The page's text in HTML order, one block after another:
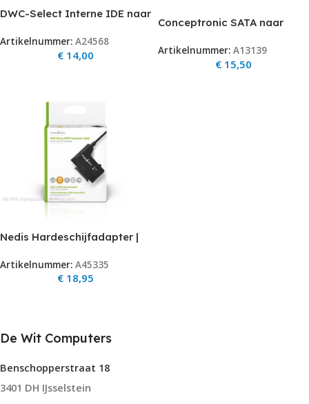
DWC-Select Interne IDE naar
beide richtingen)
Artikelnummer: A24568
€ 14,00
Conceptronic SATA naar
IDE converter) op=op
Artikelnummer: A13139
€ 15,50
Nedis Hardeschijfadapter |
voor 2.5″ notebookschijven
en S-ATA SSD’s
Artikelnummer: A45335
€ 18,95
De Wit Computers
Benschopperstraat 18
3401 DH IJsselstein